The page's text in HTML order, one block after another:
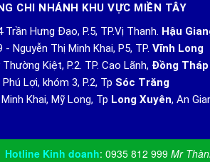
CHI NHÁNH KHU VỰC MIỀN TÂY
Hưng Đạo, P.5, TP.Vị Thanh. Hậu
- Nguyễn Thị Minh Khai, P5, TP.Vĩnh Long
Kiệt, P.2. TP. Cao Lãnh, Đồng Tháp
Lợi, khóm 3, P.2, Tp Sóc Trăng
Khai, Mỹ Long, Tp Long Xuyên, An
Hotline Kinh doanh:0935 812 999 Mr